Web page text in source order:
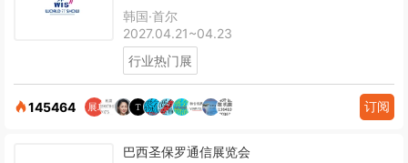
韩国·首尔
2027.04.21~04.23
行业热门展
145464 订阅
巴西圣保罗通信展览会